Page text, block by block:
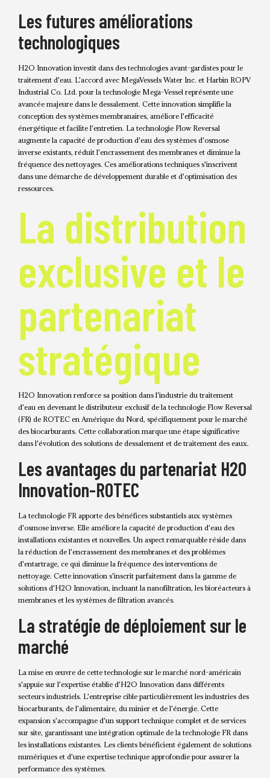
Les futures améliorations
technologiques
H2O Innovation investit dans des technologies avant-gardistes pour le
traitement d'eau. L'accord avec MegaVessels Water Inc. et Harbin ROPV
Industrial Co. Ltd. pour la technologie Mega-Vessel représente une
avancée majeure dans le dessalement. Cette innovation simplifie la
conception des systèmes membranaires, améliore l'efficacité
énergétique et facilite l'entretien. La technologie Flow Reversal
augmente la capacité de production d'eau des systèmes d'osmose
inverse existants, réduit l'encrassement des membranes et diminue la
fréquence des nettoyages. Ces améliorations techniques s'inscrivent
dans une démarche de développement durable et d'optimisation des
ressources.
La distribution
exclusive et le
partenariat
stratégique
H2O Innovation renforce sa position dans l'industrie du traitement
d'eau en devenant le distributeur exclusif de la technologie Flow Reversal
(FR) de ROTEC en Amérique du Nord, spécifiquement pour le marché
des biocarburants. Cette collaboration marque une étape significative
dans l'évolution des solutions de dessalement et de traitement des eaux.
Les avantages du partenariat H2O
Innovation-ROTEC
La technologie FR apporte des bénéfices substantiels aux systèmes
d'osmose inverse. Elle améliore la capacité de production d'eau des
installations existantes et nouvelles. Un aspect remarquable réside dans
la réduction de l'encrassement des membranes et des problèmes
d'entartrage, ce qui diminue la fréquence des interventions de
nettoyage. Cette innovation s'inscrit parfaitement dans la gamme de
solutions d'H2O Innovation, incluant la nanofiltration, les bioréacteurs à
membranes et les systèmes de filtration avancés.
La stratégie de déploiement sur le
marché
La mise en œuvre de cette technologie sur le marché nord-américain
s'appuie sur l'expertise établie d'H2O Innovation dans différents
secteurs industriels. L'entreprise cible particulièrement les industries des
biocarburants, de l'alimentaire, du minier et de l'énergie. Cette
expansion s'accompagne d'un support technique complet et de services
sur site, garantissant une intégration optimale de la technologie FR dans
les installations existantes. Les clients bénéficient également de solutions
numériques et d'une expertise technique approfondie pour assurer la
performance des systèmes.